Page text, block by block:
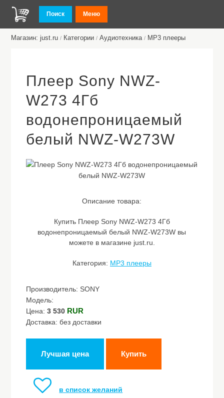
Поиск Меню
Магазин: just.ru / Категории / Аудиотехника / MP3 плееры
Плеер Sony NWZ-
W273 4Гб
водонепроницаемый
белый NWZ-W273W
Описание товара:
Купить Плеер Sony NWZ-W273 4Гб
водонепроницаемый белый NWZ-W273W вы
можете в магазине just.ru.
Категория: MP3 плееры
Производитель: SONY
Модель:
Цена:3 530 RUR
Доставка: без доставки
Лучшая цена Купить
в список желаний